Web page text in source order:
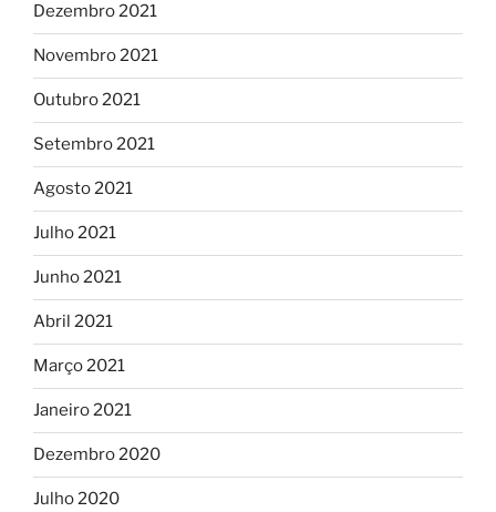
Dezembro 2021
Novembro 2021
Outubro 2021
Setembro 2021
Agosto 2021
Julho 2021
Junho 2021
Abril 2021
Março 2021
Janeiro 2021
Dezembro 2020
Julho 2020